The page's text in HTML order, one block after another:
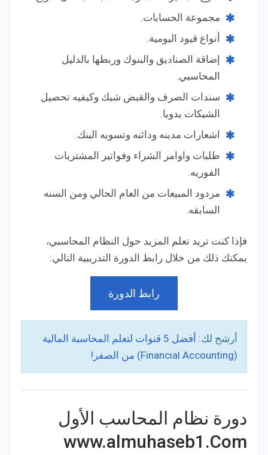
مجموعة الحسابات.
أنواع قيود اليومية.
إضاقة الصناديق والبنوك وربطها بالدليل
المحاسبي.
سندات الصرف والقبض شيك وكيفيه تحصيل
الشيكات يدويا.
اشعارات مدينه ودائنه وتسويه البنك.
طلبات واوامر الشراء وفواتير المشتريات
الفوريه.
مردود المبيعات من العام الحالي ومن السنه
السابقه.
فإذا كنت تريد تعلم المزيد حول النظام المحاسبي،
يمكنك ذلك من خلال رابط الدورة التدريبية التالي:
رابط الدورة
أرشح لك:
أفضل 5 قنوات لتعلم المحاسبة المالية
(Financial Accounting) من الصفر!
دورة نظام المحاسب الأول
www.almuhaseb1.Com